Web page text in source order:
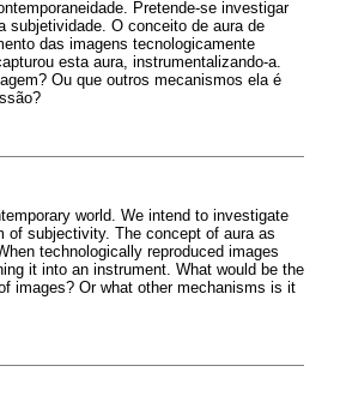
Pretende-se investigar
subjetividade. O conceito de aura de
das imagens tecnologicamente
esta aura, instrumentalizando-a.
Ou que outros mecanismos ela é
world. We intend to investigate
of subjectivity. The concept of aura as
technologically reproduced images
it into an instrument. What would be the
images? Or what other mechanisms is it